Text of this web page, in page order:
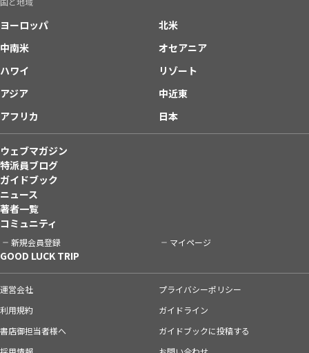
ヨーロッパ
北米
中南米
オセアニア
ハワイ
リゾート
アジア
中近東
アフリカ
日本
ウェブマガジン
特派員ブログ
ガイドブック
ニュース
著者一覧
コミュニティ
新規会員登録 マイページ
GOOD LUCK TRIP
運営会社
プライバシーポリシー
利用規約
ガイドライン
書店御担当者様へ
ガイドブックに投稿する